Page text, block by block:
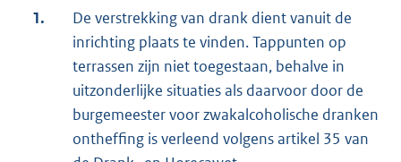
1.
De verstrekking van drank dient vanuit de
inrichting plaats te vinden. Tappunten op
terrassen zijn niet toegestaan, behalve in
uitzonderlijke situaties als daarvoor door de
burgemeester voor zwakalcoholische dranken
ontheffing is verleend volgens artikel 35 van